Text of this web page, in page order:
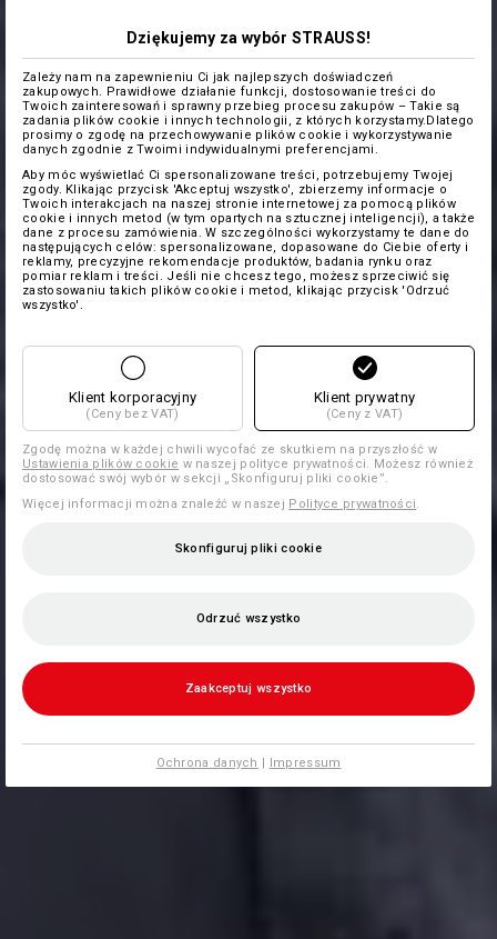
Dziękujemy za wybór STRAUSS!
Zależy nam na zapewnieniu Ci jak najlepszych doświadczeń
zakupowych. Prawidłowe działanie funkcji, dostosowanie treści do
Twoich zainteresowań i sprawny przebieg procesu zakupów – Takie są
zadania plików cookie i innych technologii, z których korzystamy.Dlatego
prosimy o zgodę na przechowywanie plików cookie i wykorzystywanie
danych zgodnie z Twoimi indywidualnymi preferencjami.
Aby móc wyświetlać Ci spersonalizowane treści, potrzebujemy Twojej
zgody. Klikając przycisk 'Akceptuj wszystko', zbierzemy informacje o
Twoich interakcjach na naszej stronie internetowej za pomocą plików
cookie i innych metod (w tym opartych na sztucznej inteligencji), a także
dane z procesu zamówienia. W szczególności wykorzystamy te dane do
następujących celów: spersonalizowane, dopasowane do Ciebie oferty i
reklamy, precyzyjne rekomendacje produktów, badania rynku oraz
pomiar reklam i treści. Jeśli nie chcesz tego, możesz sprzeciwić się
zastosowaniu takich plików cookie i metod, klikając przycisk 'Odrzuć
wszystko'.
Klient korporacyjny
(Ceny bez VAT)
Klient prywatny
(Ceny z VAT)
Zgodę można w każdej chwili wycofać ze skutkiem na przyszłość w
Ustawienia plików cookie w naszej polityce prywatności. Możesz również
dostosować swój wybór w sekcji „Skonfiguruj pliki cookie”.
Więcej informacji można znaleźć w naszej Polityce prywatności
Skonfiguruj pliki cookie
Odrzuć wszystko
Zaakceptuj wszystko
Ochrona danych | Impressum